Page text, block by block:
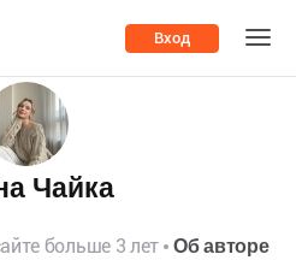
Вход
Чайка
больше 3 лет Об авторе